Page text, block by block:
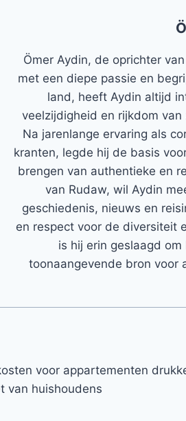
Ömer Aydin, de oprichter
met een diepe passie en
land, heeft Aydin altijd
veelzijdigheid en rijkdom
Na jarenlange ervaring als
kranten, legde hij de basis
brengen van authentieke en
van Rudaw, wil Aydin
geschiedenis, nieuws en
en respect voor de diversiteit
is hij erin geslaagd
toonaangevende bron voor
voor appartementen
van huishoudens